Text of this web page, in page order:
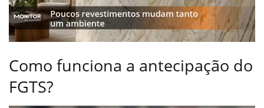
Como funciona a antecipação do
FGTS?